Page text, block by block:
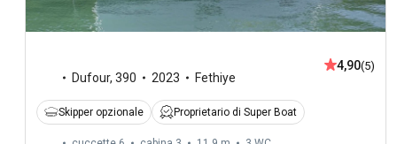
Dufour, 390 2023 Fethiye
4,90(5)
Skipper opzionale Proprietario di Super Boat